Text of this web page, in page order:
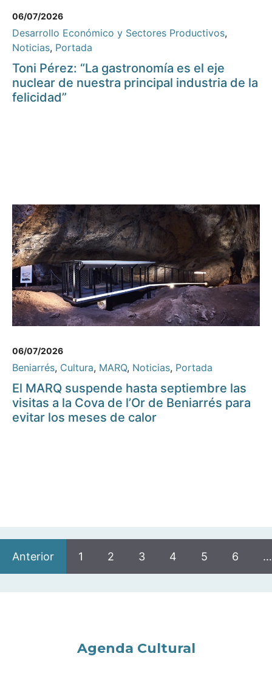
06/07/2026
Desarrollo Económico y Sectores Productivos,
Noticias, Portada
Toni Pérez: “La gastronomía es el eje
nuclear de nuestra principal industria de la
felicidad”
06/07/2026
Beniarrés, Cultura, MARQ, Noticias, Portada
El MARQ suspende hasta septiembre las
visitas a la Cova de l’Or de Beniarrés para
evitar los meses de calor
Anterior 1 2 3 4 5 6 …
Agenda Cultural